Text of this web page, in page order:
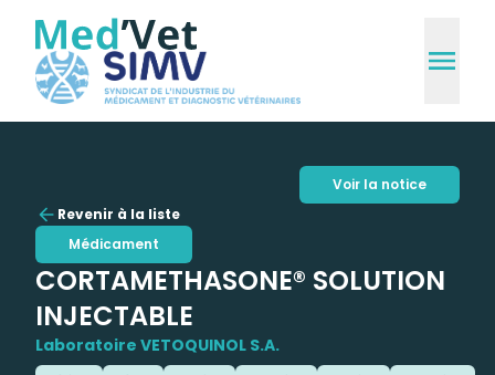
Revenir à la liste
Médicament
CORTAMETHASONE® SOLUTION
INJECTABLE
Laboratoire VETOQUINOL S.A.
Voir la notice